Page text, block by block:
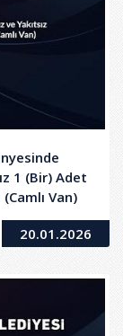
1 (Bir) Adet
Van)
20.01.2026